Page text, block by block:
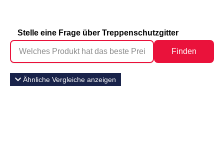
Stelle eine Frage über Treppenschutzgitter
Finden
Ähnliche Vergleiche anzeigen